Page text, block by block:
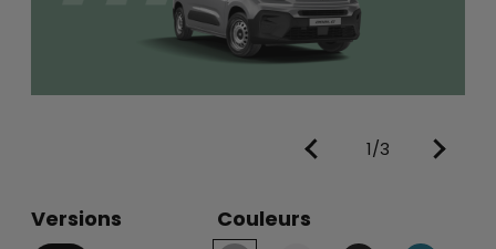
1/3
Versions Couleurs